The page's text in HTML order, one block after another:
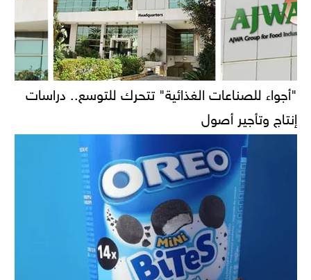
"أجواء للصناعات الغذائية" تتحرك للتوسع.. دراسات
إنتاج وتأجير أصول